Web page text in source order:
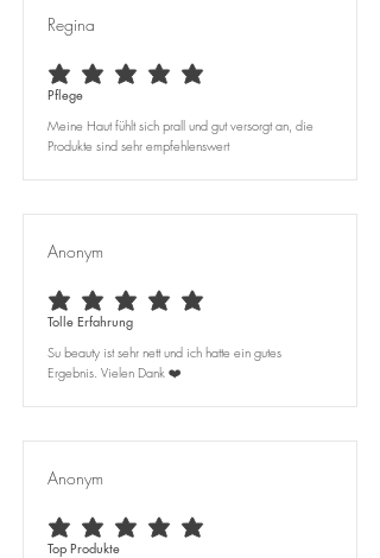
Regina
average rating is 5 out of 5
Pflege
Meine Haut fühlt sich prall und gut versorgt an, die
Produkte sind sehr empfehlenswert
Anonym
average rating is 5 out of 5
Tolle Erfahrung
Su beauty ist sehr nett und ich hatte ein gutes
Ergebnis. Vielen Dank ❤️
Anonym
average rating is 5 out of 5
Top Produkte